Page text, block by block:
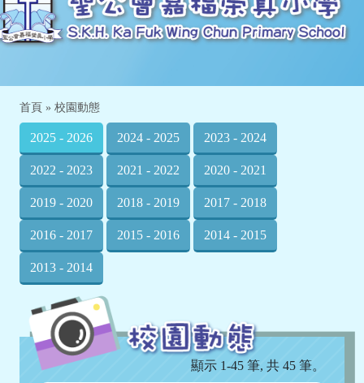
首頁 » 校園動態
2025 - 2026 2024 - 2025 2023 - 2024
2022 - 2023 2021 - 2022 2020 - 2021
2019 - 2020 2018 - 2019 2017 - 2018
2016 - 2017 2015 - 2016 2014 - 2015
2013 - 2014
顯示 1-45 筆, 共 45 筆。